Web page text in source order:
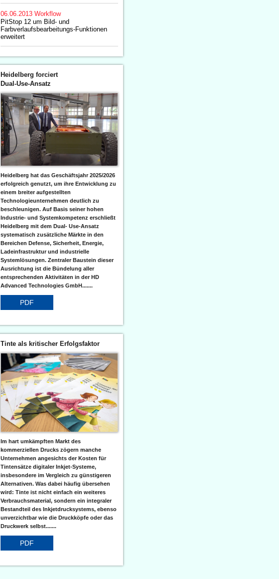
06.06.2013 Workflow
PitStop 12 um Bild- und
Farbverlaufsbearbeitungs-Funktionen
erweitert
Heidelberg forciert
Dual-Use-Ansatz
Heidelberg hat das Geschäftsjahr 2025/2026
erfolgreich genutzt, um ihre Entwicklung zu
einem breiter aufgestellten
Technologieunternehmen deutlich zu
beschleunigen. Auf Basis seiner hohen
Industrie- und Systemkompetenz erschließt
Heidelberg mit dem Dual- Use-Ansatz
systematisch zusätzliche Märkte in den
Bereichen Defense, Sicherheit, Energie,
Ladeinfrastruktur und industrielle
Systemlösungen. Zentraler Baustein dieser
Ausrichtung ist die Bündelung aller
entsprechenden Aktivitäten in der HD
Advanced Technologies GmbH.......
PDF
Tinte als kritischer Erfolgsfaktor
Im hart umkämpften Markt des
kommerziellen Drucks zögern manche
Unternehmen angesichts der Kosten für
Tintensätze digitaler Inkjet-Systeme,
insbesondere im Vergleich zu günstigeren
Alternativen. Was dabei häufig übersehen
wird: Tinte ist nicht einfach ein weiteres
Verbrauchsmaterial, sondern ein integraler
Bestandteil des Inkjetdrucksystems, ebenso
unverzichtbar wie die Druckköpfe oder das
Druckwerk selbst.......
PDF